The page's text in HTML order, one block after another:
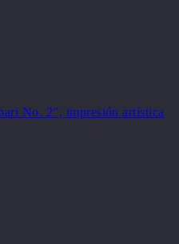
No. 2”, impresión artística